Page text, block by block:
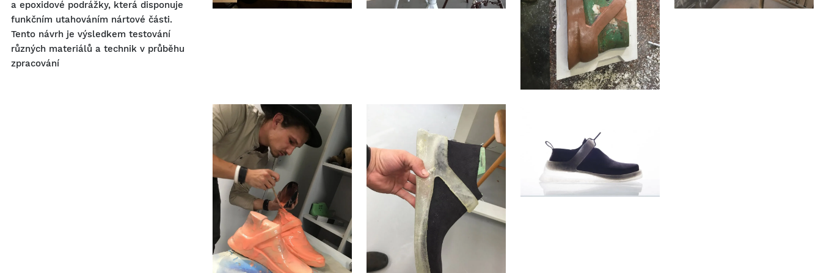
a epoxidové podrážky, která disponuje
funkčním utahováním nártové části.
Tento návrh je výsledkem testování
různých materiálů a technik v průběhu
zpracování